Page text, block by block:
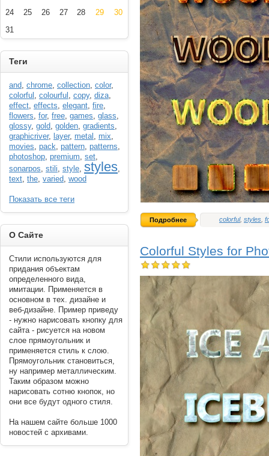
colorful, styles
Подробнее
Colorful Styles for
24
25 26 27 28 29
30
31
Теги
and, chrome, collection, color,
colorful , colourful , copy, diza,
effect, effects, elegant, fire,
flowers, for, free, games, glass,
glossy, gold, golden, gradients,
graphicriver, layer, metal , mix,
movies, pack, pattern, patterns,
photoshop, premium, set,
sonarpos, stili, style, styles,
text, the, varied, wood
Показать все теги
О Сайте
Стили используются для
придания объектам
определенного вида,
имитации. Применяется в
основном в тех. дизайне и
веб-дизайне. Пример приведу
- нужно нарисовать кнопку для
сайта - рисуется на новом
слое прямоугольник и
применяется стиль к слою.
Прямоугольник становиться,
ну например металлическим.
Таким образом можно
нарисовать сотню кнопок, но
они все будут одного стиля.
На нашем сайте больше 1000
новостей с архивами.